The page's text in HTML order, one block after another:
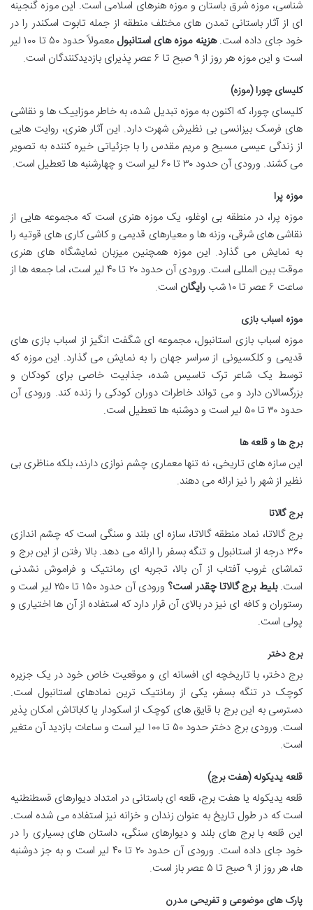
شناسی، موزه شرق باستان و موزه هنرهای اسلامی است. این موزه گنجینه
ای از آثار باستانی تمدن های مختلف منطقه از جمله تابوت اسکندر را در
خود جای داده است.هزینه موزه های استانبول
معمولاً حدود ۵۰ تا ۱۰۰ لیر
است و این موزه هر روز از ۹ صبح تا ۶ عصر پذیرای بازدیدکنندگان است.
کلیسای چورا (موزه)
کلیسای چورا، که اکنون به موزه تبدیل شده، به خاطر موزاییک ها و نقاشی
های فرسک بیزانسی بی نظیرش شهرت دارد. این آثار هنری، روایت هایی
از زندگی عیسی مسیح و مریم مقدس را با جزئیاتی خیره کننده به تصویر
می کشند. ورودی آن حدود ۳۰ تا ۶۰ لیر است و چهارشنبه ها تعطیل است.
موزه پرا
موزه پرا، در منطقه بی اوغلو، یک موزه هنری است که مجموعه هایی از
نقاشی های شرقی، وزنه ها و معیارهای قدیمی و کاشی کاری های قوتیه را
به نمایش می گذارد. این موزه همچنین میزبان نمایشگاه های هنری
موقت بین المللی است. ورودی آن حدود ۲۰ تا ۴۰ لیر است، اما جمعه ها از
ساعت ۶ عصر تا ۱۰ شب
رایگان است.
موزه اسباب بازی
موزه اسباب بازی استانبول، مجموعه ای شگفت انگیز از اسباب بازی های
قدیمی و کلکسیونی از سراسر جهان را به نمایش می گذارد. این موزه که
توسط یک شاعر ترک تاسیس شده، جذابیت خاصی برای کودکان و
بزرگسالان دارد و می تواند خاطرات دوران کودکی را زنده کند. ورودی آن
حدود ۳۰ تا ۵۰ لیر است و دوشنبه ها تعطیل است.
برج ها و قلعه ها
این سازه های تاریخی، نه تنها معماری چشم نوازی دارند، بلکه مناظری بی
نظیر از شهر را نیز ارائه می دهند.
برج گالاتا
برج گالاتا، نماد منطقه گالاتا، سازه ای بلند و سنگی است که چشم اندازی
۳۶۰ درجه از استانبول و تنگه بسفر را ارائه می دهد. بالا رفتن از این برج و
تماشای غروب آفتاب از آن بالا، تجربه ای رمانتیک و فراموش نشدنی
است.بلیط برج گالاتا چقدر است؟
ورودی آن حدود ۱۵۰ تا ۲۵۰ لیر است و
رستوران و کافه ای نیز در بالای آن قرار دارد که استفاده از آن ها اختیاری و
پولی است.
برج دختر
برج دختر، با تاریخچه ای افسانه ای و موقعیت خاص خود در یک جزیره
کوچک در تنگه بسفر، یکی از رمانتیک ترین نمادهای استانبول است.
دسترسی به این برج با قایق های کوچک از اسکودار یا کاباتاش امکان پذیر
است. ورودی برج دختر حدود ۵۰ تا ۱۰۰ لیر است و ساعات بازدید آن متغیر
است.
قلعه یدیکوله (هفت برج)
قلعه یدیکوله یا هفت برج، قلعه ای باستانی در امتداد دیوارهای قسطنطنیه
است که در طول تاریخ به عنوان زندان و خزانه نیز استفاده می شده است.
این قلعه با برج های بلند و دیوارهای سنگی، داستان های بسیاری را در
خود جای داده است. ورودی آن حدود ۲۰ تا ۴۰ لیر است و به جز دوشنبه
ها، هر روز از ۹ صبح تا ۵ عصر باز است.
پارک های موضوعی و تفریحی مدرن